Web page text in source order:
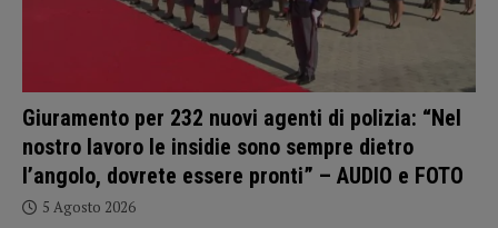
Giuramento per 232 nuovi agenti di polizia: “Nel
nostro lavoro le insidie sono sempre dietro
l’angolo, dovrete essere pronti” – AUDIO e FOTO
5 Agosto 2026